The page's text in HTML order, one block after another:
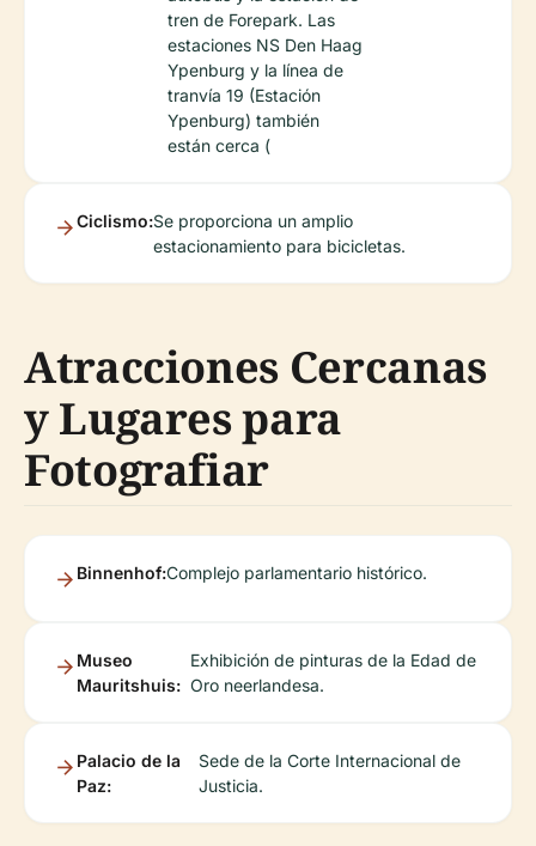
tren de Forepark. Las
estaciones NS Den Haag
Ypenburg y la línea de
tranvía 19 (Estación
Ypenburg) también
están cerca (
Ciclismo:Se proporciona un amplio
estacionamiento para bicicletas.
Atracciones Cercanas
y Lugares para
Fotografiar
Binnenhof:Complejo parlamentario histórico.
Museo
Mauritshuis:
Exhibición de pinturas de la Edad de
Oro neerlandesa.
Palacio de la
Paz:
Sede de la Corte Internacional de
Justicia.